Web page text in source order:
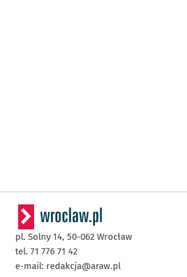
pl. Solny 14, 50-062 Wrocław
tel. 71 776 71 42
e-mail: redakcja@araw.pl